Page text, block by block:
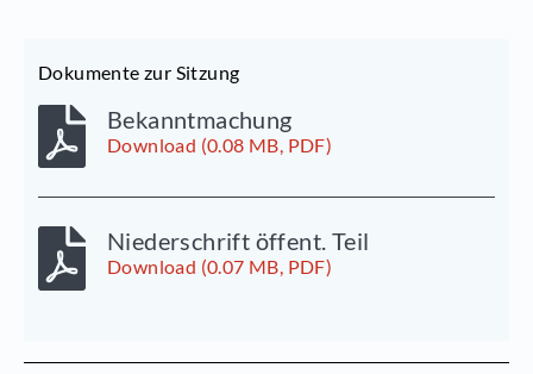
Dokumente zur Sitzung
Bekanntmachung
Download (0.08 MB, PDF)
Niederschrift öffent. Teil
Download (0.07 MB, PDF)